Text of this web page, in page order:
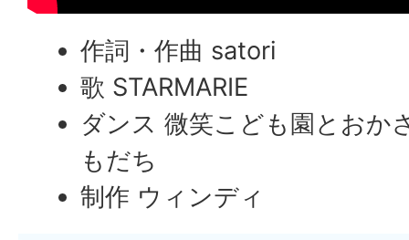
作詞・作曲 satori
歌 STARMARIE
ダンス 微笑こども園とおか
もだち
制作 ウィンディ